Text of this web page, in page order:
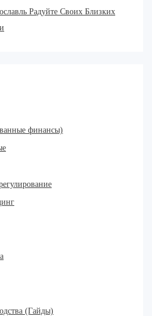
Радуйте Своих Близких
финансы)
(Гайды)